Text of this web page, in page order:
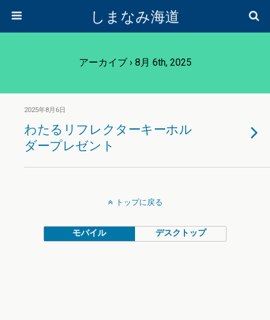
しまなみ海道
アーカイブ › 8月 6th, 2025
2025年8月6日
わたるリフレクターキーホル
ダープレゼント
トップに戻る
モバイル デスクトップ